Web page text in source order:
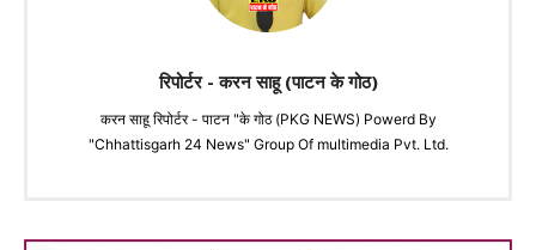
रिपोर्टर - करन साहू (पाटन के गोठ)
करन साहू रिपोर्टर - पाटन "के गोठ (PKG NEWS) Powerd By
"Chhattisgarh 24 News" Group Of multimedia Pvt. Ltd.